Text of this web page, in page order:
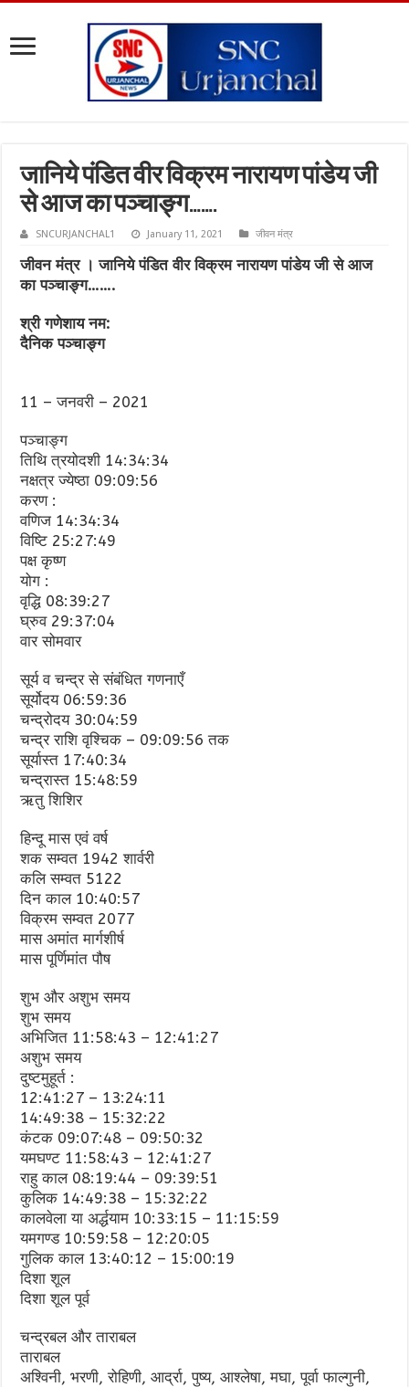
जानिये पंडित वीर विक्रम नारायण पांडेय जी
से आज का पञ्चाङ्ग…….
SNCURJANCHAL1 January 11, 2021 जीवन मंत्र
जीवन मंत्र । जानिये पंडित वीर विक्रम नारायण पांडेय जी से आज
का पञ्चाङ्ग…….
श्री गणेशाय नम:
दैनिक पञ्चाङ्ग
11 – जनवरी – 2021
पञ्चाङ्ग
तिथि त्रयोदशी 14:34:34
नक्षत्र ज्येष्ठा 09:09:56
करण :
वणिज 14:34:34
विष्टि 25:27:49
पक्ष कृष्ण
योग :
वृद्धि 08:39:27
घ्रुव 29:37:04
वार सोमवार
सूर्य व चन्द्र से संबंधित गणनाएँ
सूर्योदय 06:59:36
चन्द्रोदय 30:04:59
चन्द्र राशि वृश्चिक – 09:09:56 तक
सूर्यास्त 17:40:34
चन्द्रास्त 15:48:59
ऋतु शिशिर
हिन्दू मास एवं वर्ष
शक सम्वत 1942 शार्वरी
कलि सम्वत 5122
दिन काल 10:40:57
विक्रम सम्वत 2077
मास अमांत मार्गशीर्ष
मास पूर्णिमांत पौष
शुभ और अशुभ समय
शुभ समय
अभिजित 11:58:43 – 12:41:27
अशुभ समय
दुष्टमुहूर्त :
12:41:27 – 13:24:11
14:49:38 – 15:32:22
कंटक 09:07:48 – 09:50:32
यमघण्ट 11:58:43 – 12:41:27
राहु काल 08:19:44 – 09:39:51
कुलिक 14:49:38 – 15:32:22
कालवेला या अर्द्धयाम 10:33:15 – 11:15:59
यमगण्ड 10:59:58 – 12:20:05
गुलिक काल 13:40:12 – 15:00:19
दिशा शूल
दिशा शूल पूर्व
चन्द्रबल और ताराबल
ताराबल
अश्विनी, भरणी, रोहिणी, आर्द्रा, पुष्य, आश्लेषा, मघा, पूर्वा फाल्गुनी,